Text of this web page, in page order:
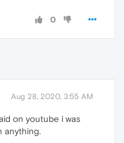
0
Aug 28, 2020, 3:55 AM
on youtube i was
anything.